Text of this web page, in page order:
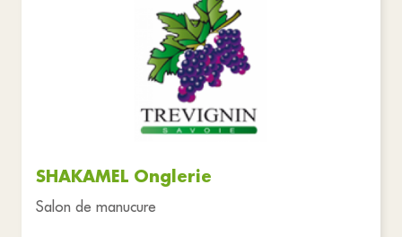
SHAKAMEL Onglerie
Salon de manucure